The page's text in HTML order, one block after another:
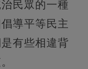
民眾的一種
導平等民主
有些相違背